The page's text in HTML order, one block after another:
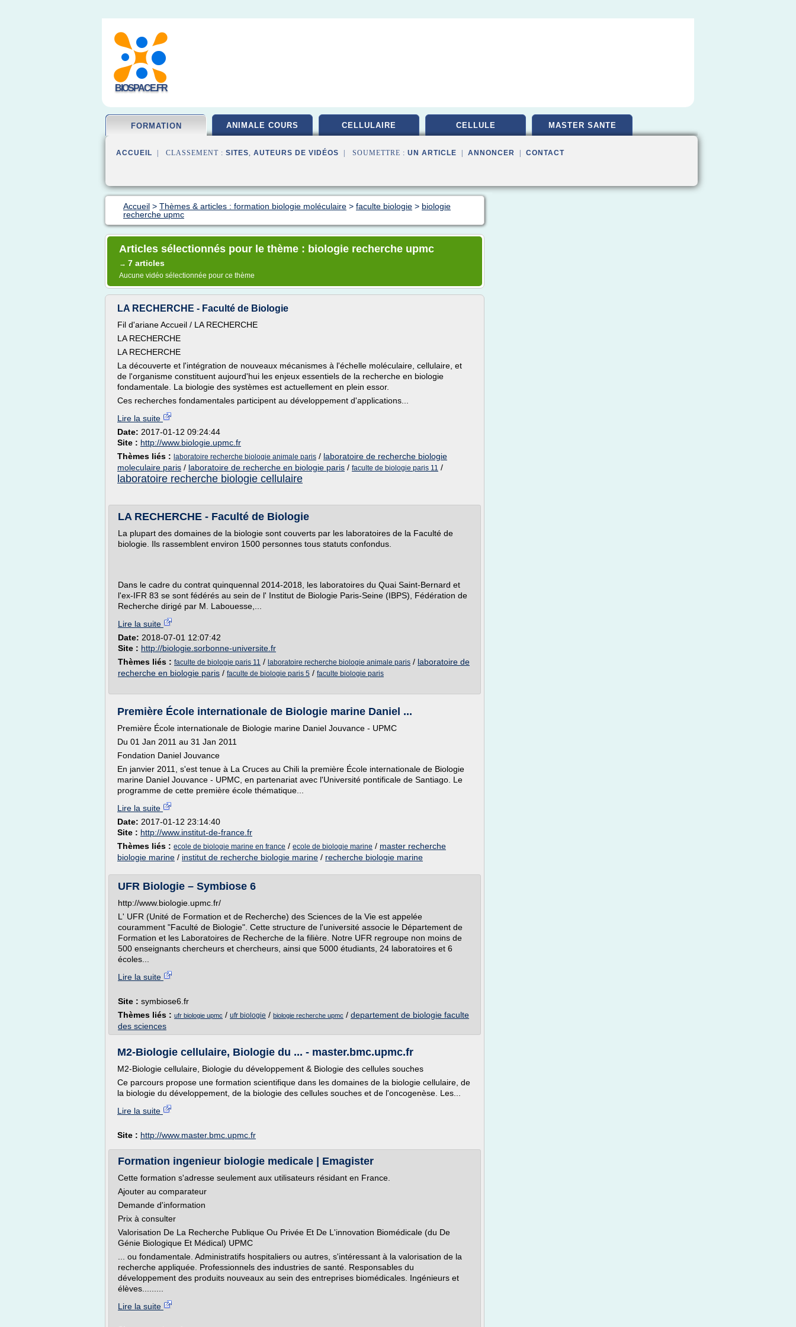
BIOSPACE.FR
FORMATION ANIMALE COURS CELLULAIRE CELLULE MASTER SANTE
ACCUEIL | CLASSEMENT : SITES, AUTEURS DE VIDÉOS | SOUMETTRE : UN ARTICLE ANNONCER CONTACT
Accueil > Thèmes & articles : formation biologie moléculaire > faculte biologie > biologie
recherche upmc
Articles sélectionnés pour le thème : biologie recherche upmc
→ 7 articles
Aucune vidéo sélectionnée pour ce thème
LA RECHERCHE - Faculté de Biologie
Fil d'ariane Accueil / LA RECHERCHE
LA RECHERCHE
LA RECHERCHE
La découverte et l'intégration de nouveaux mécanismes à l'échelle moléculaire, cellulaire, et
de l'organisme constituent aujourd'hui les enjeux essentiels de la recherche en biologie
fondamentale. La biologie des systèmes est actuellement en plein essor.
Ces recherches fondamentales participent au développement d'applications...
Lire la suite
Date: 2017-01-12 09:24:44
Site : http://www.biologie.upmc.fr
Thèmes liés : laboratoire recherche biologie animale paris / laboratoire de recherche biologie
moleculaire paris / laboratoire de recherche en biologie paris / faculte de biologie paris 11 /
laboratoire recherche biologie cellulaire
LA RECHERCHE - Faculté de Biologie
La plupart des domaines de la biologie sont couverts par les laboratoires de la Faculté de
biologie. Ils rassemblent environ 1500 personnes tous statuts confondus.
Dans le cadre du contrat quinquennal 2014-2018, les laboratoires du Quai Saint-Bernard et
l'ex-IFR 83 se sont fédérés au sein de l' Institut de Biologie Paris-Seine (IBPS), Fédération de
Recherche dirigé par M. Labouesse,...
Lire la suite
Date: 2018-07-01 12:07:42
Site : http://biologie.sorbonne-universite.fr
Thèmes liés : faculte de biologie paris 11 / laboratoire recherche biologie animale paris / laboratoire de
recherche en biologie paris / faculte de biologie paris 5 / faculte biologie paris
Première École internationale de Biologie marine Daniel ...
Première École internationale de Biologie marine Daniel Jouvance - UPMC
Du 01 Jan 2011 au 31 Jan 2011
Fondation Daniel Jouvance
En janvier 2011, s'est tenue à La Cruces au Chili la première École internationale de Biologie
marine Daniel Jouvance - UPMC, en partenariat avec l'Université pontificale de Santiago. Le
programme de cette première école thématique...
Lire la suite
Date: 2017-01-12 23:14:40
Site : http://www.institut-de-france.fr
Thèmes liés : ecole de biologie marine en france / ecole de biologie marine / master recherche
biologie marine / institut de recherche biologie marine / recherche biologie marine
UFR Biologie – Symbiose 6
http://www.biologie.upmc.fr/
L' UFR (Unité de Formation et de Recherche) des Sciences de la Vie est appelée
couramment "Faculté de Biologie". Cette structure de l'université associe le Département de
Formation et les Laboratoires de Recherche de la filière. Notre UFR regroupe non moins de
500 enseignants chercheurs et chercheurs, ainsi que 5000 étudiants, 24 laboratoires et 6
écoles...
Lire la suite
Site : symbiose6.fr
Thèmes liés : ufr biologie upmc / ufr biologie / biologie recherche upmc / departement de biologie faculte
des sciences
M2-Biologie cellulaire, Biologie du ... - master.bmc.upmc.fr
M2-Biologie cellulaire, Biologie du développement & Biologie des cellules souches
Ce parcours propose une formation scientifique dans les domaines de la biologie cellulaire, de
la biologie du développement, de la biologie des cellules souches et de l'oncogenèse. Les...
Lire la suite
Site : http://www.master.bmc.upmc.fr
Formation ingenieur biologie medicale | Emagister
Cette formation s'adresse seulement aux utilisateurs résidant en France.
Ajouter au comparateur
Demande d'information
Prix à consulter
Valorisation De La Recherche Publique Ou Privée Et De L'innovation Biomédicale (du De
Génie Biologique Et Médical) UPMC
... ou fondamentale. Administratifs hospitaliers ou autres, s'intéressant à la valorisation de la
recherche appliquée. Professionnels des industries de santé. Responsables du
développement des produits nouveaux au sein des entreprises biomédicales. Ingénieurs et
élèves.........
Lire la suite